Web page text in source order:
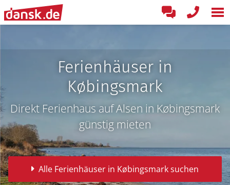
Ferienhäuser in
Købingsmark
Direkt Ferienhaus auf Alsen in Købingsmark
günstig mieten
Alle Ferienhäuser in Købingsmark suchen